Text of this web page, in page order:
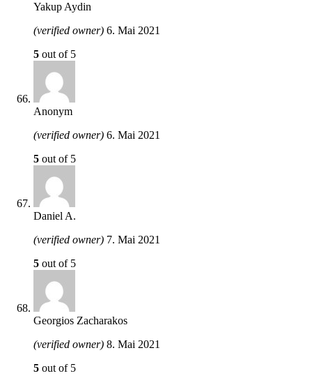
Yakup Aydin
(verified owner) 6. Mai 2021
5 out of 5
Anonym
(verified owner) 6. Mai 2021
5 out of 5
Daniel A.
(verified owner) 7. Mai 2021
5 out of 5
Georgios Zacharakos
(verified owner) 8. Mai 2021
5 out of 5